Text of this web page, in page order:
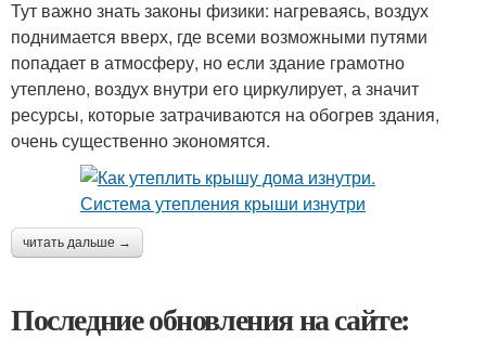
Тут важно знать законы физики: нагреваясь, воздух
поднимается вверх, где всеми возможными путями
попадает в атмосферу, но если здание грамотно
утеплено, воздух внутри его циркулирует, а значит
ресурсы, которые затрачиваются на обогрев здания,
очень существенно экономятся.
читать дальше →
Последние обновления на сайте: